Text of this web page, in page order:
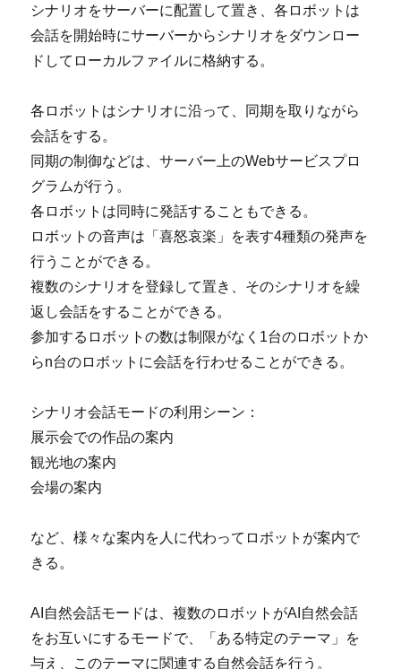
シナリオをサーバーに配置して置き、各ロボットは
会話を開始時にサーバーからシナリオをダウンロー
ドしてローカルファイルに格納する。
各ロボットはシナリオに沿って、同期を取りながら
会話をする。
同期の制御などは、サーバー上のWebサービスプロ
グラムが行う。
各ロボットは同時に発話することもできる。
ロボットの音声は「喜怒哀楽」を表す4種類の発声を
行うことができる。
複数のシナリオを登録して置き、そのシナリオを繰
返し会話をすることができる。
参加するロボットの数は制限がなく1台のロボットか
らn台のロボットに会話を行わせることができる。
シナリオ会話モードの利用シーン：
展示会での作品の案内
観光地の案内
会場の案内
など、様々な案内を人に代わってロボットが案内で
きる。
AI自然会話モードは、複数のロボットがAI自然会話
をお互いにするモードで、「ある特定のテーマ」を
与え、このテーマに関連する自然会話を行う。